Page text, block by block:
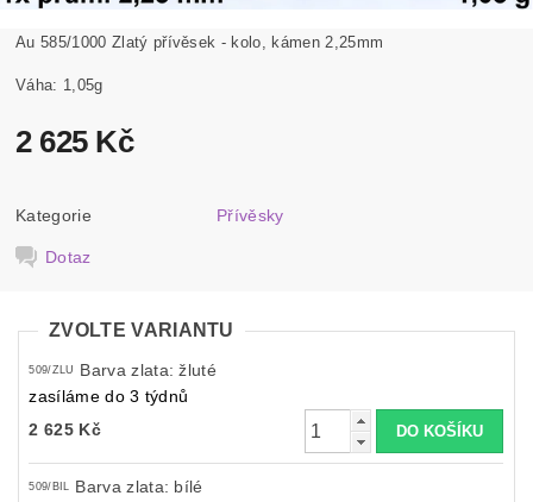
Au 585/1000 Zlatý přívěsek - kolo, kámen 2,25mm
Váha: 1,05g
2 625 Kč
Kategorie Přívěsky
Dotaz
ZVOLTE VARIANTU
509/ZLU
Barva zlata: žluté
zasíláme do 3 týdnů
2 625 Kč
509/BIL Barva zlata: bílé